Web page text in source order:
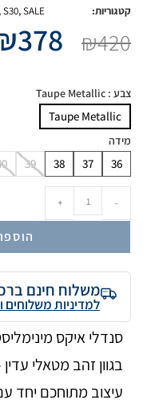
קטגוריות:
,S30,SALE
₪420
378
צבע : Taupe Metallic
Taupe Metallic
מידה
36
37
38
39
-
+
משלוח חינם
למדיניות משלוחים
סנדלי איקס
בגוון זהב מטאלי
עיצוב מתוחכם יחד